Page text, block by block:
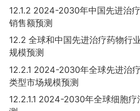
12.1.2 2024-2030年中国先进治疗
销售额预测
12.2 全球和中国先进治疗药物行
规模预测
12.2.1 2024-2030年全球先进治
类型市场规模预测
12.2.1.1 2024-2030年全球细胞